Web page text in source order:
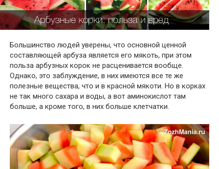
Большинство людей уверены, что основной ценной
составляющей арбуза является его мякоть, при этом
польза арбузных корок не расценивается вообще.
Однако, это заблуждение, в них имеются все те же
полезные вещества, что и в красной мякоти. Но в корках
не так много сахара и воды, а вот аминокислот там
больше, а кроме того, в них больше клетчатки.